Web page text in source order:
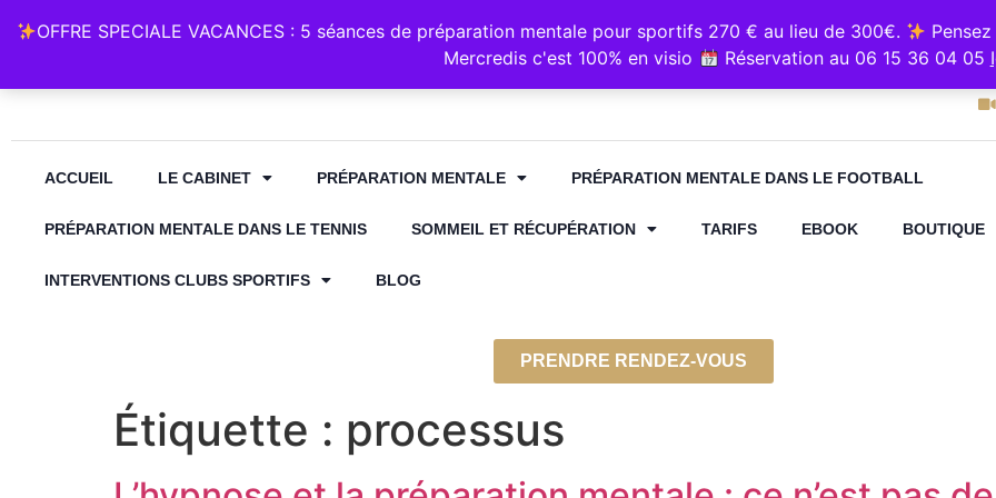
06 15 36 04 05
Cabinet
ACCUEIL LE CABINET PRÉPARATION MENTALE PRÉPARATION MENTALE DANS LE FOOTBALL
PRÉPARATION MENTALE DANS LE TENNIS SOMMEIL ET RÉCUPÉRATION TARIFS EBOOK BOUTIQUE
INTERVENTIONS CLUBS SPORTIFS BLOG
PRENDRE RENDEZ-VOUS
Étiquette : processus
OFFRE SPECIALE VACANCES : 5 séances de préparation mentale pour sportifs 270 € au lieu de 300€.
Mercredis c'est 100% en visio
Réservation au 06 15 36 04 05